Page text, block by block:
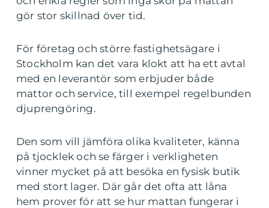
gör stor skillnad över tid.
För företag och större fastighetsägare i
Stockholm kan det vara klokt att ha ett avtal
med en leverantör som erbjuder både
mattor och service, till exempel regelbunden
djuprengöring.
Den som vill jämföra olika kvaliteter, känna
på tjocklek och se färger i verkligheten
vinner mycket på att besöka en fysisk butik
med stort lager. Där går det ofta att låna
hem prover för att se hur mattan fungerar i